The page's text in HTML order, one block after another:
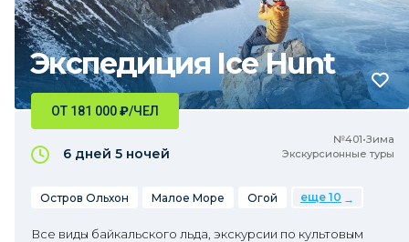
Экспедиция Ice Hunt
№401•Зима
Экскурсионные туры
ОТ 181 000₽/ЧЕЛ
6 дней 5 ночей
Остров Ольхон Малое Море Огой еще 10
Все виды байкальского льда, экскурсии по культовым